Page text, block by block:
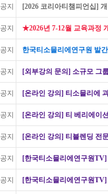
공지 [2026 코리아티챔피언십]
공지 ★2026년 7-12월 교육과정
공지 한국티소믈리에연구원 발
공지 [외부강의 문의] 소규모 그
공지 [온라인 강의] 티소믈리에
공지 [온라인 강의] 티 베리에이
공지 [온라인 강의] 티블렌딩 전
공지 [한국티소믈리에연구원
공지 [한국티소믈리에연구원